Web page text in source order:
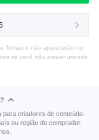
Temas e não aparecerão no
se você não estiver usando
criadores de conteúdo.
ou região do comprador.